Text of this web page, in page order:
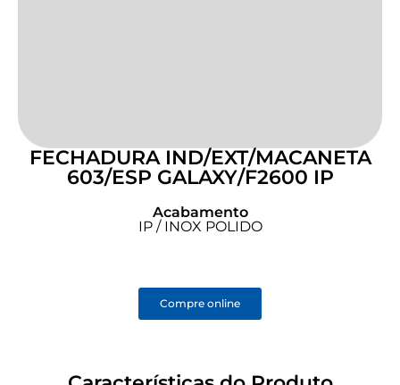
FECHADURA IND/EXT/MACANETA
603/ESP GALAXY/F2600 IP
Acabamento
IP / INOX POLIDO
Compre online